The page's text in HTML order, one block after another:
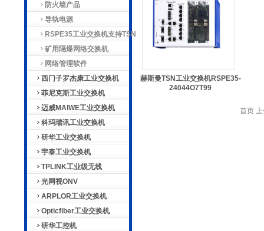
防火墙产品
导轨电源
RSPE35工业交换机支持TSN
矿用隔爆网络交换机
网络管理软件
西门子罗杰康工业交换机
菲尼克斯工业交换机
迈威MAIWE工业交换机
科玛瑞讯工业交换机
研华工业交换机
宇泰工业交换机
TPLINK工业级无线
光网视ONV
ARPLOR工业交换机
Opticfiber工业交换机
研华工控机
赫斯曼TSN工业交换机RSPE35-
24044O7T99
首页